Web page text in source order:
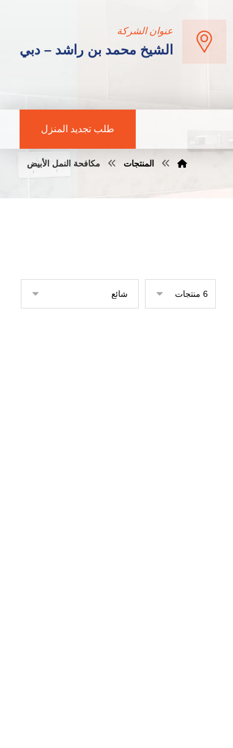
عنوان الشركة
الشيخ محمد بن راشد – دبي
طلب تجديد المنزل
المنتجات مكافحة النمل الأبيض